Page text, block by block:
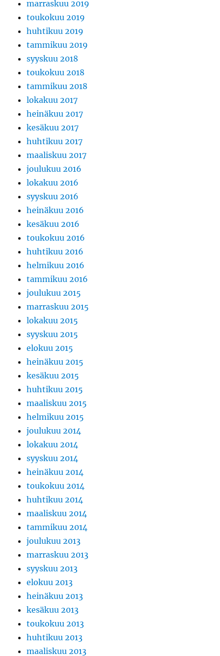
marraskuu 2019
toukokuu 2019
huhtikuu 2019
tammikuu 2019
syyskuu 2018
toukokuu 2018
tammikuu 2018
lokakuu 2017
heinäkuu 2017
kesäkuu 2017
huhtikuu 2017
maaliskuu 2017
joulukuu 2016
lokakuu 2016
syyskuu 2016
heinäkuu 2016
kesäkuu 2016
toukokuu 2016
huhtikuu 2016
helmikuu 2016
tammikuu 2016
joulukuu 2015
marraskuu 2015
lokakuu 2015
syyskuu 2015
elokuu 2015
heinäkuu 2015
kesäkuu 2015
huhtikuu 2015
maaliskuu 2015
helmikuu 2015
joulukuu 2014
lokakuu 2014
syyskuu 2014
heinäkuu 2014
toukokuu 2014
huhtikuu 2014
maaliskuu 2014
tammikuu 2014
joulukuu 2013
marraskuu 2013
syyskuu 2013
elokuu 2013
heinäkuu 2013
kesäkuu 2013
toukokuu 2013
huhtikuu 2013
maaliskuu 2013